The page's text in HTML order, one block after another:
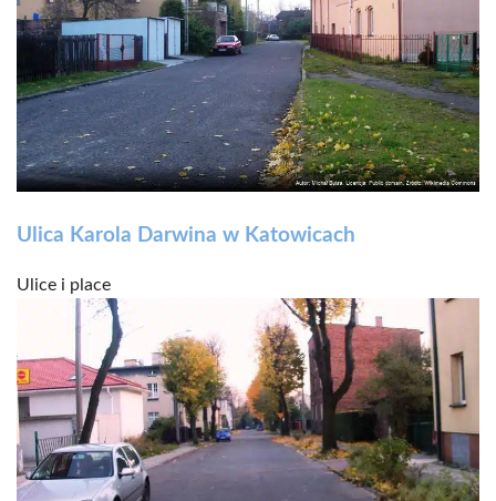
Ulica Karola Darwina w Katowicach
Ulice i place